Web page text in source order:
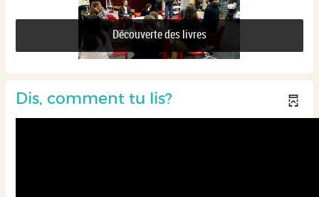
Découverte des livres
Dis, comment tu lis?